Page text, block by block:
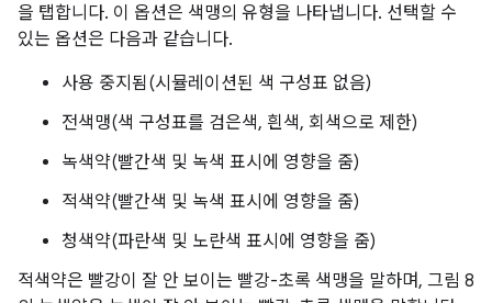
을 탭합니다. 이 옵션은 색맹의 유형을 나타냅니다. 선택할 수
있는 옵션은 다음과 같습니다.
사용 중지됨(시뮬레이션된 색 구성표 없음)
전색맹(색 구성표를 검은색, 흰색, 회색으로 제한)
녹색약(빨간색 및 녹색 표시에 영향을 줌)
적색약(빨간색 및 녹색 표시에 영향을 줌)
청색약(파란색 및 노란색 표시에 영향을 줌)
적색약은 빨강이 잘 안 보이는 빨강-초록 색맹을 말하며, 그림 8